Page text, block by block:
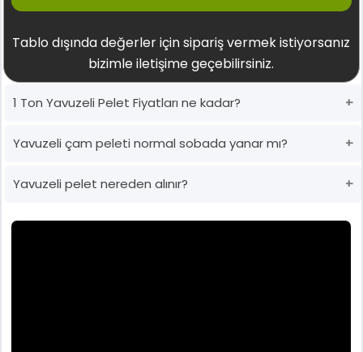
Tablo dışında değerler için sipariş vermek istiyorsanız
bizimle iletişime geçebilirsiniz.
1 Ton Yavuzeli Pelet Fiyatları ne kadar?
Yavuzeli çam peleti normal sobada yanar mı?
Yavuzeli pelet nereden alınır?